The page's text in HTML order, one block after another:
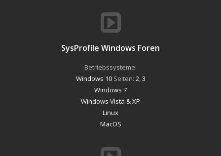
SysProfile Windows Foren
Betriebssysteme:
Windows 10Seiten: 2 3
Windows 7
Windows Vista & XP
Linux
MacOS